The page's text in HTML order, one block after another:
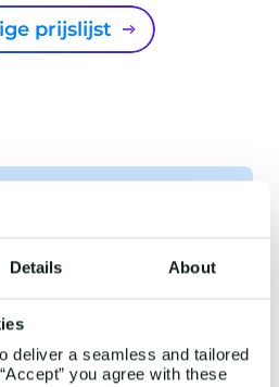
Details About
deliver a seamless and tailored
you agree with these
prijslijst
contact
op
accepteren van
betalingen